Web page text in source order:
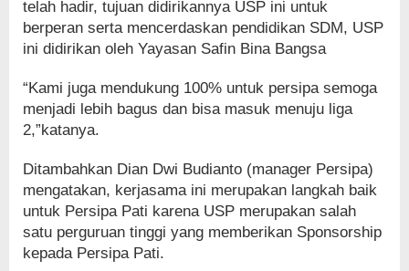
telah hadir, tujuan didirikannya USP ini untuk
berperan serta mencerdaskan pendidikan SDM, USP
ini didirikan oleh Yayasan Safin Bina Bangsa
“Kami juga mendukung 100% untuk persipa semoga
menjadi lebih bagus dan bisa masuk menuju liga
2,”katanya.
Ditambahkan Dian Dwi Budianto (manager Persipa)
mengatakan, kerjasama ini merupakan langkah baik
untuk Persipa Pati karena USP merupakan salah
satu perguruan tinggi yang memberikan Sponsorship
kepada Persipa Pati.